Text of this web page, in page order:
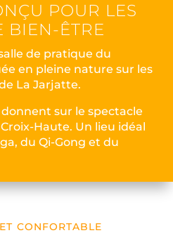
POUR LES
BIEN-ÊTRE
de pratique du
en pleine nature sur les
La Jarjatte.
sur le spectacle
Haute. Un lieu idéal
du Qi-Gong et du
confortable